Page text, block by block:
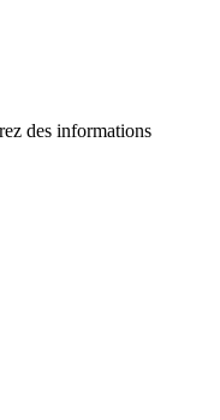
des informations